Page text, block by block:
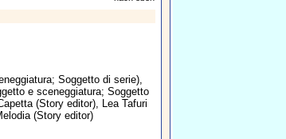
Soggetto di serie),
e sceneggiatura; Soggetto
(Story editor), Lea Tafuri
(Story editor)